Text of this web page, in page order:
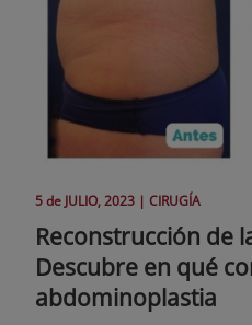
5 de JULIO, 2023 | CIRUGÍA
Reconstrucción de
Descubre en qué
abdominoplastia